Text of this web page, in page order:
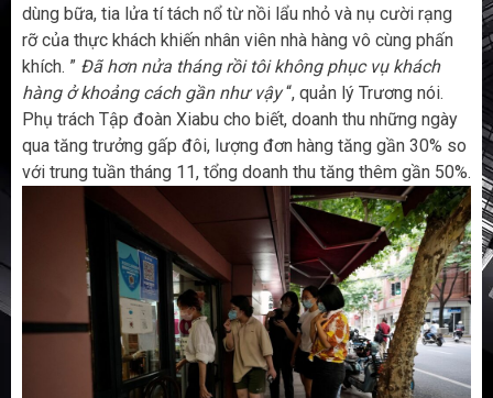
dùng bữa, tia lửa tí tách nổ từ nồi lẩu nhỏ và nụ cười rạng
rỡ của thực khách khiến nhân viên nhà hàng vô cùng phấn
khích. ” Đã hơn nửa tháng rồi tôi không phục vụ khách
hàng ở khoảng cách gần như vậy“, quản lý Trương nói.
Phụ trách Tập đoàn Xiabu cho biết, doanh thu những ngày
qua tăng trưởng gấp đôi, lượng đơn hàng tăng gần 30% so
với trung tuần tháng 11, tổng doanh thu tăng thêm gần 50%.